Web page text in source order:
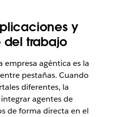
y
del trabajo
empresa agéntica es la
pestañas. Cuando
diferentes, la
agentes de
de forma directa en el